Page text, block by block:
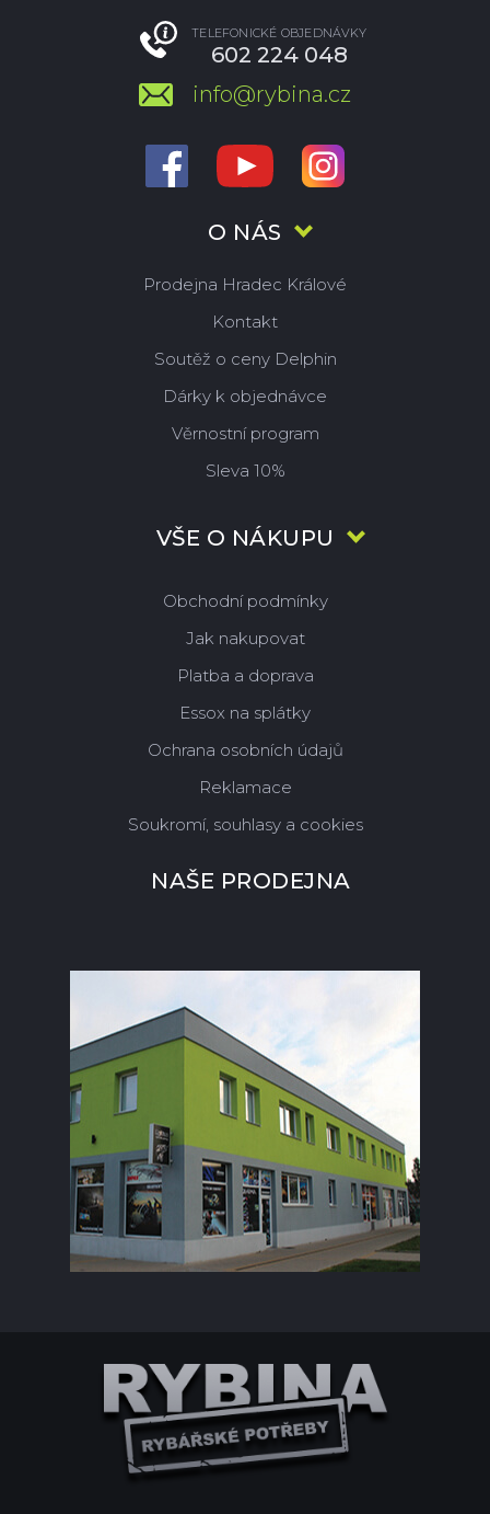
O NÁS
Prodejna Hradec Králové
Kontakt
Soutěž o ceny Delphin
Dárky k objednávce
Věrnostní program
Sleva 10%
VŠE O NÁKUPU
Obchodní podmínky
Jak nakupovat
Platba a doprava
Essox na splátky
Ochrana osobních údajů
Reklamace
Soukromí, souhlasy a cookies
TELEFONICKÉ OBJEDNÁVKY
602 224 048
info@rybina.cz
NAŠE PRODEJNA